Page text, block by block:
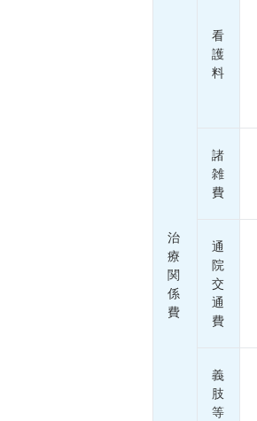
治
療
関
係
費
看
護
料
諸
雑
費
通
院
交
通
費
義
肢
等